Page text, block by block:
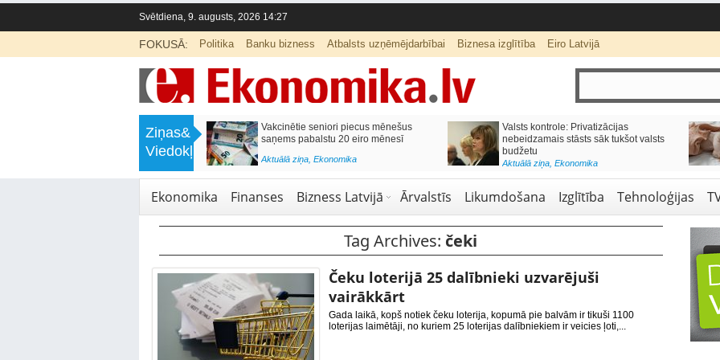
Svētdiena, 9. augusts, 2026 14:27
FOKUSĀ: Politika Banku bizness Atbalsts uzņēmējdarbībai Biznesa izglītība Eiro Latvijā
Ziņas&
Viedokļi
Labklājības ministrija rosina reformēt
un būtiski uzlabot vecāku pabalstu
Kā sagatavot bērnu skolai,
nepārslogojot ģimenes budžetu?
Aktuālā ziņa,Izglītība
Septiņos mēnešos Vivi vilcienos
pārvadāti 12 miljoni pasažieru; jūlijā
97,4 % reisu izpildīti laikā
Aktuālā ziņa,Bizness Latvijā
Ekonomika Finanses Bizness Latvijā Ārvalstīs Likumdošana Izglītība Tehnoloģijas
Tag Archives: čeki
Čeku loterijā 25 dalībnieki uzvarējuši
vairākkārt
Gada laikā, kopš notiek čeku loterija, kopumā pie balvām ir tikuši 1100
loterijas laimētāji, no kuriem 25 loterijas dalībniekiem ir veicies ļoti,...